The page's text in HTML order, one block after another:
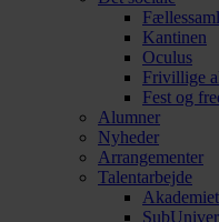
Kantinen
Oculus
Frivillige
Fest og
Alumner
Nyheder
Arrangementer
Talentarbejde